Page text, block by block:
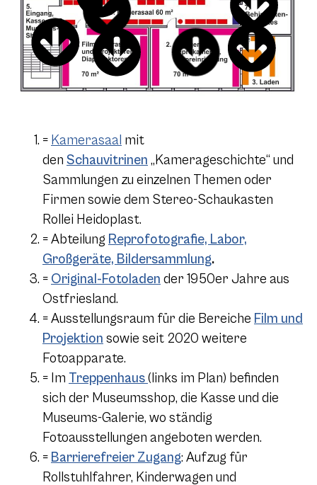
= Kamerasaal mit
den Schauvitrinen „Kamerageschichte“ und
Sammlungen zu einzelnen Themen oder
Firmen sowie dem Stereo-Schaukasten
Rollei Heidoplast.
= Abteilung Reprofotografie, Labor,
Großgeräte, Bildersammlung.
= Original-Fotoladen der 1950er Jahre aus
Ostfriesland.
= Ausstellungsraum für die Bereiche Film und
Projektion sowie seit 2020 weitere
Fotoapparate.
= Im Treppenhaus(links im Plan) befinden
sich der Museumsshop, die Kasse und die
Museums-Galerie, wo ständig
Fotoausstellungen angeboten werden.
= Barrierefreier Zugang: Aufzug für
Rollstuhlfahrer, Kinderwagen und